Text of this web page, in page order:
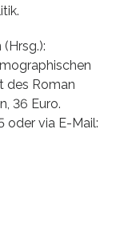
des Roman
36 Euro.
oder via E-Mail: